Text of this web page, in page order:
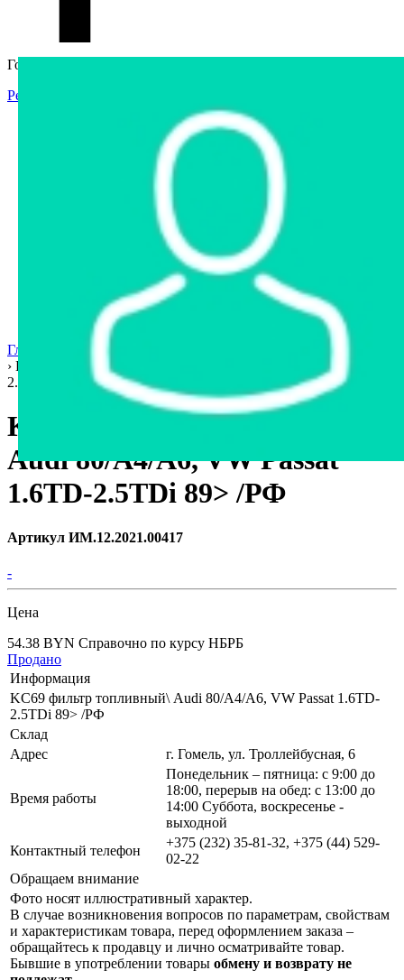
Гостевой доступ
Регистрация
Интернет-магазин
Интернет-витрина
Арестованное имущество
Реестр несостоявшихся торгов
Реестр переоценок
Государственное имущество
Главная страница
› KC69 фильтр топливный\ Audi 80/A4/A6, VW Passat 1.6TD-
2.5TDi 89> /РФ
KC69 фильтр топливный\
Audi 80/A4/A6, VW Passat
1.6TD-2.5TDi 89> /РФ
Артикул ИМ.12.2021.00417
-
Цена
54.38 BYN Справочно по курсу НБРБ
Продано
Информация
KC69 фильтр топливный\ Audi 80/A4/A6, VW Passat 1.6TD-
2.5TDi 89> /РФ
Склад
Адрес
г. Гомель, ул. Троллейбусная, 6
Время работы
Понедельник – пятница: с 9:00 до
18:00, перерыв на обед: с 13:00 до
14:00 Суббота, воскресенье -
выходной
Контактный телефон
+375 (232) 35-81-32, +375 (44) 529-
02-22
Обращаем внимание
Фото носят иллюстративный характер.
В случае возникновения вопросов по параметрам, свойствам
и характеристикам товара, перед оформлением заказа –
обращайтесь к продавцу и лично осматривайте товар.
Бывшие в употреблении товары обмену и возврату не